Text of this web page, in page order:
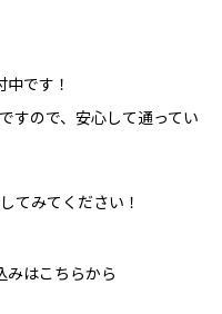
中です！
すので、安心して通ってい
てみてください！
みはこちらから